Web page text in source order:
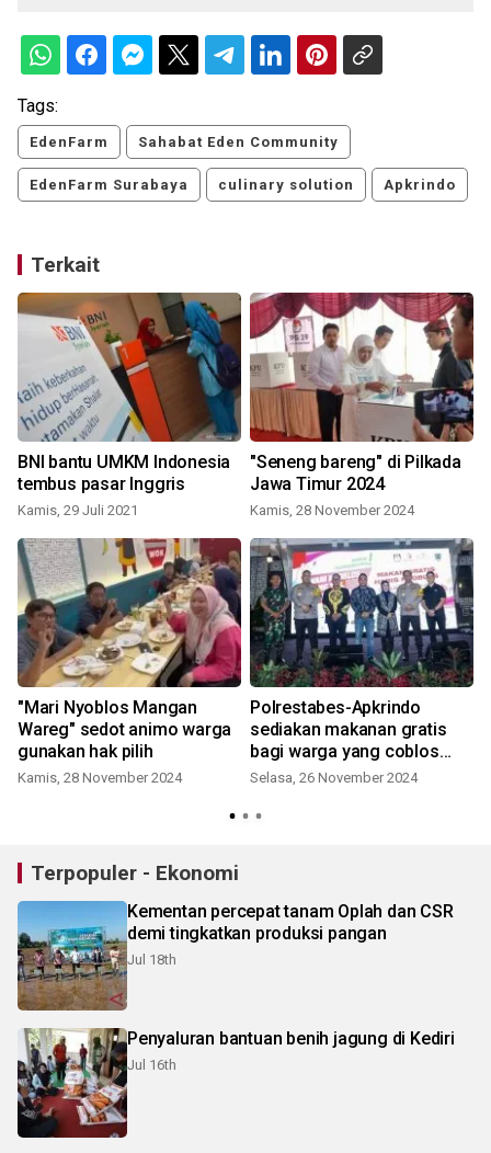
Tags:
EdenFarm Sahabat Eden Community
EdenFarm Surabaya culinary solution Apkrindo
Terkait
BNI bantu UMKM Indonesia
tembus pasar Inggris
Kamis, 29 Juli 2021
"Seneng bareng" di Pilkada
Jawa Timur 2024
Kamis, 28 November 2024
"Mari Nyoblos Mangan
Wareg" sedot animo warga
gunakan hak pilih
Kamis, 28 November 2024
Polrestabes-Apkrindo
sediakan makanan gratis
bagi warga yang coblos
Pilkada
Selasa, 26 November 2024
Terpopuler - Ekonomi
Kementan percepat tanam Oplah dan CSR
demi tingkatkan produksi pangan
Jul 18th
Penyaluran bantuan benih jagung di Kediri
Jul 16th